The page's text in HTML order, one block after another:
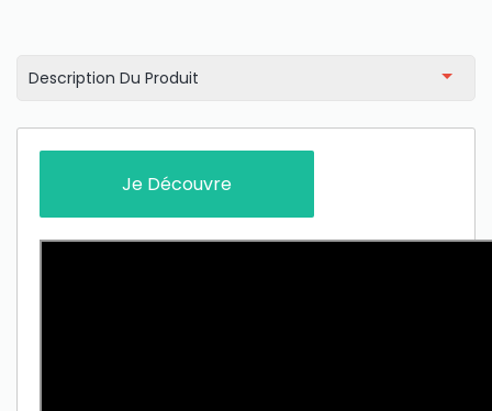
Description Du Produit
Je Découvre
Only play atJoo casinoif you really want to win a huge
amount on your credits!